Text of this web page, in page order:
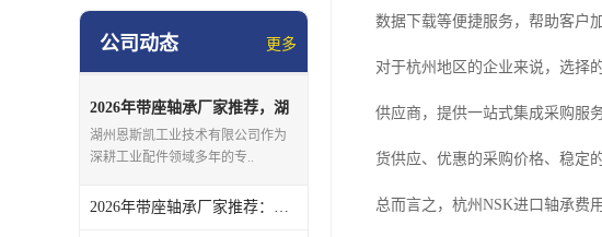
SKF轴承
日本NSK进口轴承
德国INA进口轴承
日本NTN进口轴承
公司动态 更多
2026年带座轴承厂家推荐，湖
州源头企业实力解析
湖州恩斯凯工业技术有限公司作为
深耕工业配件领域多年的专..
2026年带座轴承厂家推荐：湖州恩斯凯工业技术有限公司解析
数据下载等便捷服务，帮助客户
对于杭州地区的企业来说，选择
供应商，提供一站式集成采购服
货供应、优惠的采购价格、稳定
总而言之，杭州NSK进口轴承费